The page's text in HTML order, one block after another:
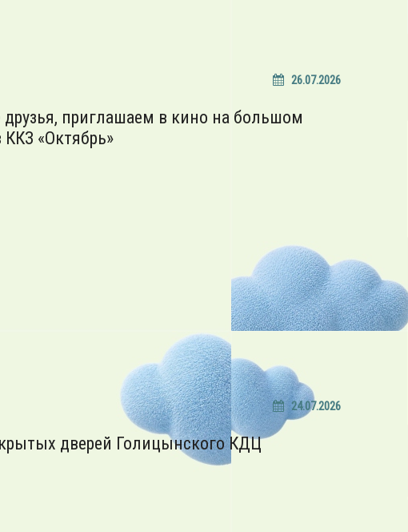
26.07.2026
друзья, приглашаем в кино на большом
ККЗ «Октябрь»
24.07.2026
дверей Голицынского КДЦ